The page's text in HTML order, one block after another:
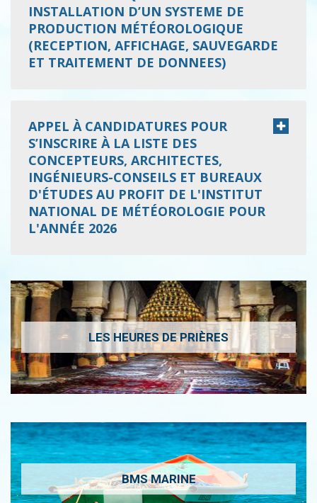
INSTALLATION D’UN SYSTEME DE
PRODUCTION MÉTÉOROLOGIQUE
(RECEPTION, AFFICHAGE, SAUVEGARDE
ET TRAITEMENT DE DONNEES)
APPEL À CANDIDATURES POUR
S’INSCRIRE À LA LISTE DES
CONCEPTEURS, ARCHITECTES,
INGÉNIEURS-CONSEILS ET BUREAUX
D'ÉTUDES AU PROFIT DE L'INSTITUT
NATIONAL DE MÉTÉOROLOGIE POUR
L'ANNÉE 2026
LES HEURES DE PRIÈRES
BMS MARINE